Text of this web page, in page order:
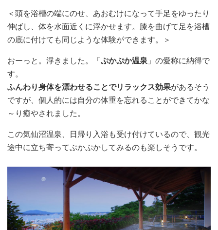
＜頭を浴槽の端にのせ、あおむけになって手足をゆったり
伸ばし、体を水面近くに浮かせます。膝を曲げて足を浴槽
の底に付けても同じような体験ができます。＞
おーっと。浮きました。「 ぷかぷか温泉 」の愛称に納得で
す。
ふんわり身体を漂わせることでリラックス効果があるそう
ですが、個人的には自分の体重を忘れることができてかな
～り癒やされました。
この気仙沼温泉、日帰り入浴も受け付けているので、観光
途中に立ち寄ってぷかぷかしてみるのも楽しそうです。